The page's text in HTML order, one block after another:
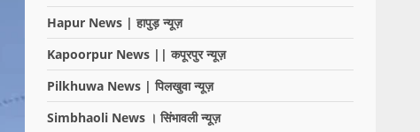
Hapur News | हापुड़ न्यूज़
Kapoorpur News || कपूरपुर न्यूज़
Pilkhuwa News | पिलखुवा न्यूज़
Simbhaoli News । सिंभावली न्यूज़